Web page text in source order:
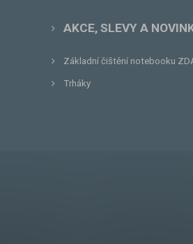
AKCE, SLEVY A
Základní čištění notebooku
Trháky